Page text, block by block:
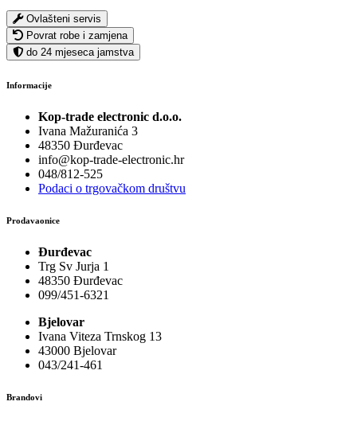
Ovlašteni servis
Povrat robe i zamjena
do 24 mjeseca jamstva
Informacije
Kop-trade electronic d.o.o.
Ivana Mažuranića 3
48350 Đurđevac
info@kop-trade-electronic.hr
048/812-525
Podaci o trgovačkom društvu
Prodavaonice
Đurđevac
Trg Sv Jurja 1
48350 Đurđevac
099/451-6321
Bjelovar
Ivana Viteza Trnskog 13
43000 Bjelovar
043/241-461
Brandovi